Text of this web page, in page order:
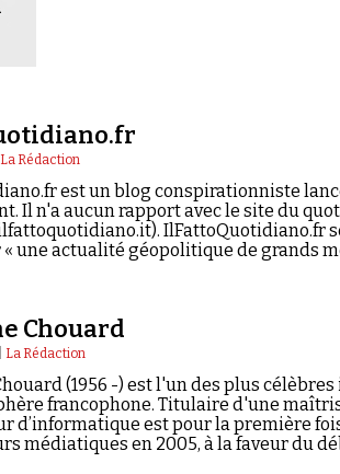
La Rédaction
est un blog conspirationniste
Il n'a aucun rapport avec le site du
IlFattoQuotidiano.fr
une actualité géopolitique de grands
Chouard
La Rédaction
(1956 -) est l'un des plus
francophone. Titulaire d'une
d’informatique est pour la première
médiatiques en 2005, à la faveur du